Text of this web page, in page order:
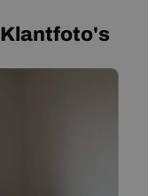
Gebruikershandleiding
Klantfoto's